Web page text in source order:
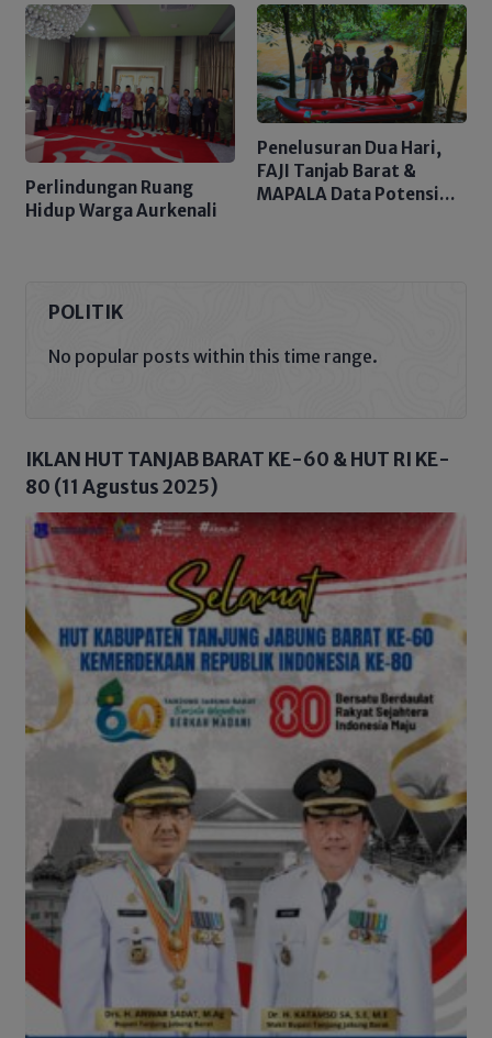
Tegaskan Nol Pungli
Perlindungan Ruang
Hidup Warga Aurkenali
Penelusuran Dua Hari,
FAJI Tanjab Barat &
MAPALA Data Potensi
POLITIK
No popular posts within this time range.
IKLAN HUT TANJAB BARAT KE-60 & HUT RI KE-
80 (11 Agustus 2025)